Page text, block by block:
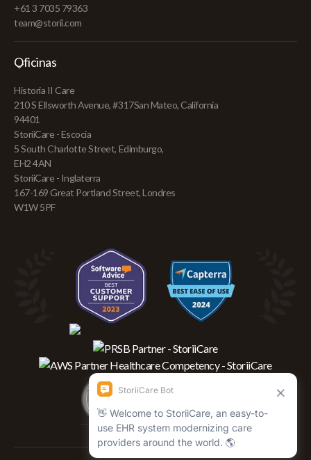
+61 3 7035 79363
team@storii.com
Oficinas
Historia II Care
210 S Ellsworth Avenue, #317San Mateo, California
94401
StoriiCare - Escocia
5 South Charlotte Street, Edimburgo,
EH2 4AN
StoriiCare - Inglaterra
167-169 Great Portland Street, Londres
W1W 5PF